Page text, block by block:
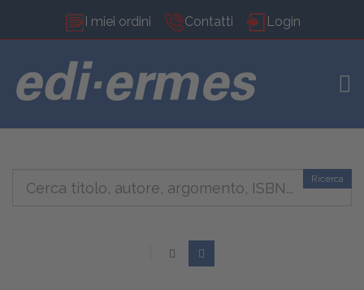
I miei ordini Contatti Login
Ricerca